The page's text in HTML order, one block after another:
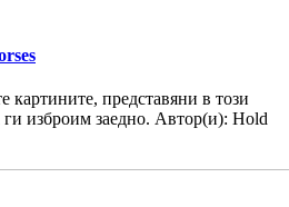
картините, представяни в този
изброим заедно. Автор(и): Hold